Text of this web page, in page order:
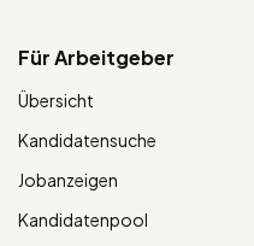
Für Arbeitgeber
Übersicht
Kandidatensuche
Jobanzeigen
Kandidatenpool